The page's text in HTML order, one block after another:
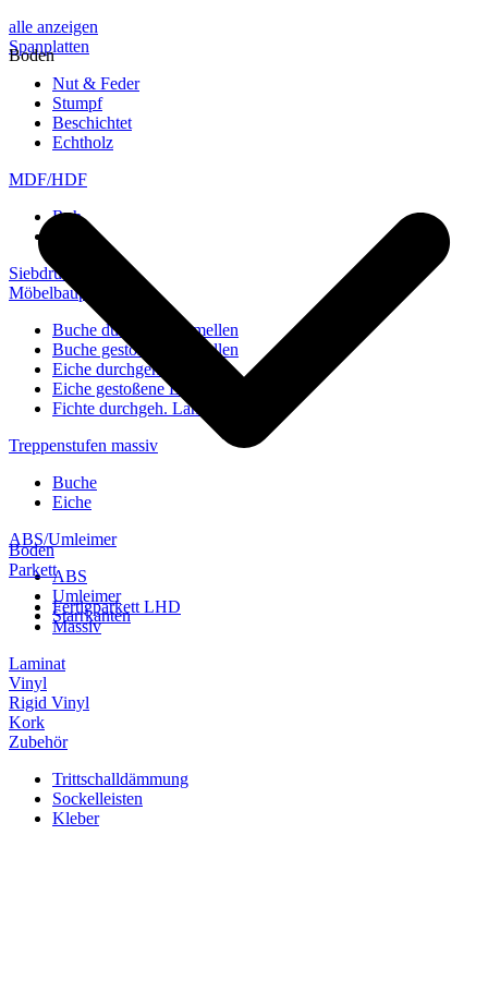
alle anzeigen
Spanplatten
Nut & Feder
Stumpf
Beschichtet
Echtholz
MDF/HDF
Roh
Siebdruckplatten
Möbelbauplatten
Buche durchgeh. Lamellen
Buche gestoßene Lamellen
Eiche durchgeh. Lamellen
Eiche gestoßene Lamellen
Fichte durchgeh. Lamellen
Treppenstufen massiv
Buche
Eiche
ABS/Umleimer
ABS
Umleimer
Starrkanten
Boden
Boden
Parkett
Fertigparkett LHD
Massiv
Laminat
Vinyl
Rigid Vinyl
Kork
Zubehör
Trittschalldämmung
Sockelleisten
Kleber